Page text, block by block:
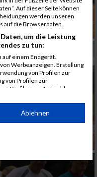
Auf dieser Seite können
werden unseren
auf die Browserdaten.
um die Leistung
zu tun:
einem Endgerät.
Werbeanzeigen. Erstellung
von Profilen zur
von Profilen zur
Profilen zur Auswahl
durch Statistiken oder
Quellen. Entwicklung und
weitergegeben und in die
Ablehnen